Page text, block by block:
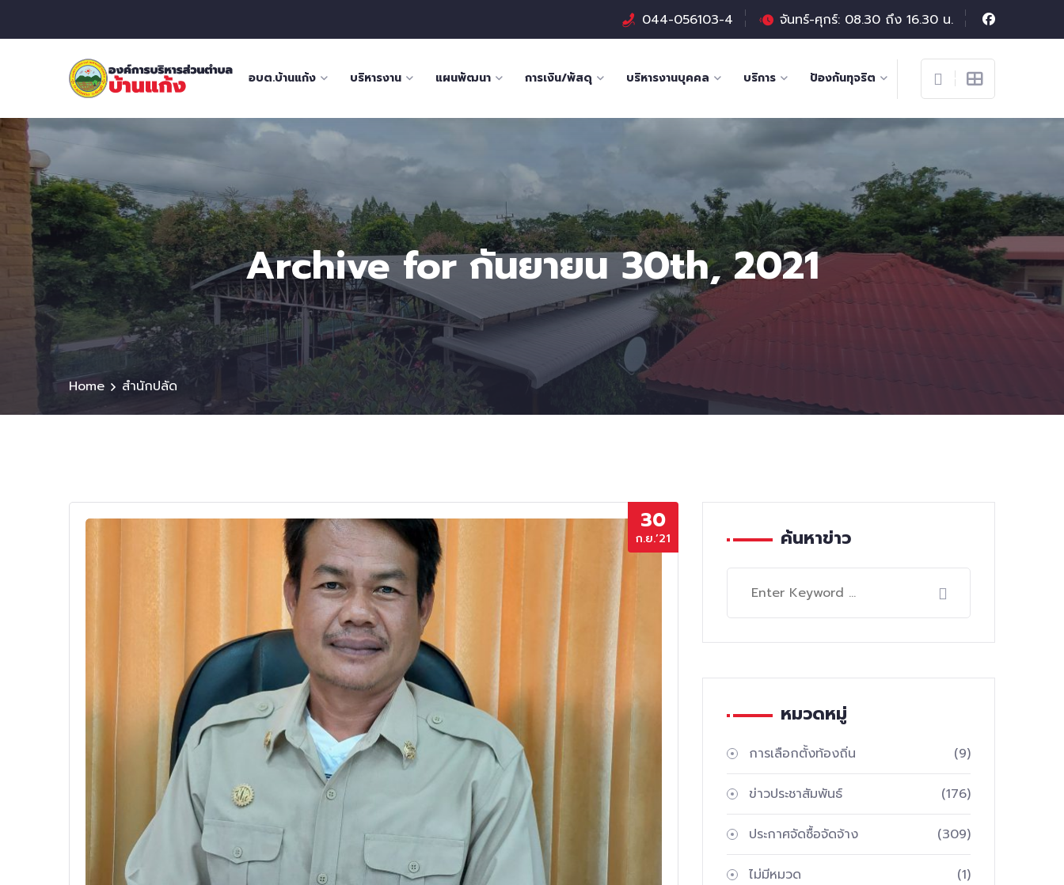
044-056103-4 จันทร์-ศุกร์: 08.30 ถึง 16.30 น.
อบต.บ้านแก้ง บริหารงาน แผนพัฒนา การเงิน/พัสดุ บริหารงานบุคคล บริการ ป้องกันทุจริต
Archive for กันยายน 30th, 2021
Home สำนักปลัด
30
ก.ย.’21 ค้นหาข่าว
หมวดหมู่
การเลือกตั้งท้องถิ่น (9)
ข่าวประชาสัมพันธ์ (176)
ประกาศจัดซื้อจัดจ้าง (309)
ไม่มีหมวด (1)